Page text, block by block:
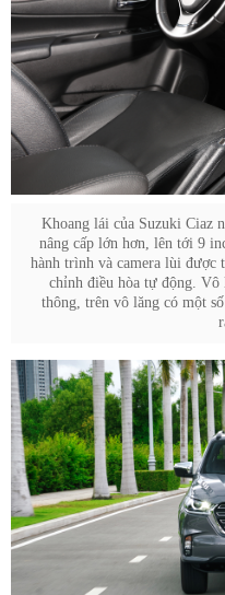
Khoang lái của Suzuki Ciaz
nâng cấp lớn hơn, lên tới 9
hành trình và camera lùi được
chỉnh điều hòa tự động. Vô
thông, trên vô lăng có một